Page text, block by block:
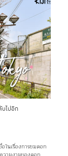
บไปอีก
นเรื่องการชมดอก